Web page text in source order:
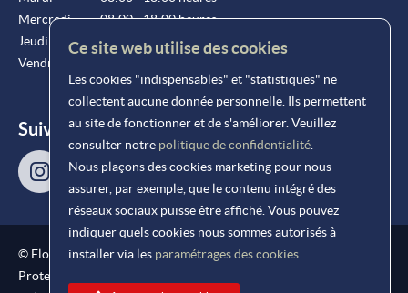
Mercredi
08:00 - 18:00 heures
Jeudi
08:00 - 18:00 heures
Vendredi
Suivez-nous !
© FlowerTrials ®2026
Protection reCAPTCHA
Ce site web utilise des cookies
Les cookies "indispensables" et "statistiques" ne
collectent aucune donnée personnelle. Ils permettent
au site de fonctionner et de s'améliorer. Veuillez
consulter notre politique de confidentialité
Nous plaçons des cookies marketing pour nous
assurer, par exemple, que le contenu intégré des
réseaux sociaux puisse être affiché. Vous pouvez
indiquer quels cookies nous sommes autorisés à
installer via les paramétrages des cookies